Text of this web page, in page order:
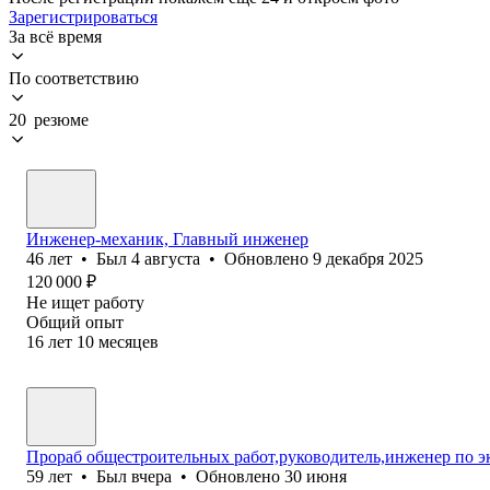
Зарегистрироваться
За всё время
По соответствию
20 резюме
Инженер-механик, Главный инженер
46 лет • Был 4 августа • Обновлено 9 декабря 2025
120 000 ₽
Не ищет работу
Общий опыт
16 лет 10 месяцев
Прораб общестроительных работ,руководитель,инженер по
59 лет • Был вчера • Обновлено 30 июня